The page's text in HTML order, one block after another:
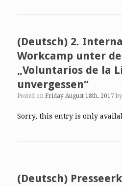
(Deutsch) 2.
Workcamp unter
„Voluntarios de la
unvergessen“
Posted on Friday August 18th, 2017 by
Sorry, this entry is only
(Deutsch)